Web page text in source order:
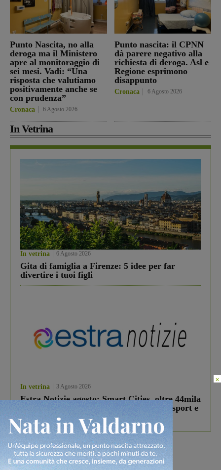
Punto Nascita, no alla
deroga ma il Ministero
apre al monitoraggio di
sei mesi. Vadi: “Una
risposta che valutiamo
positivamente anche se
con prudenza”
Cronaca 6 Agosto 2026
Punto nascita: il CPNN
dà parere negativo alla
richiesta di deroga. Asl e
Regione esprimono
disappunto
Cronaca 6 Agosto 2026
In Vetrina
In vetrina 6 Agosto 2026
Gita di famiglia a Firenze: 5 idee per far
divertire i tuoi figli
In vetrina 3 Agosto 2026
Estra Notizie agosto: Smart Cities, oltre 44mila
studenti coinvolti, torna il bando per lo sport e
debutta il podcast Estrair
×